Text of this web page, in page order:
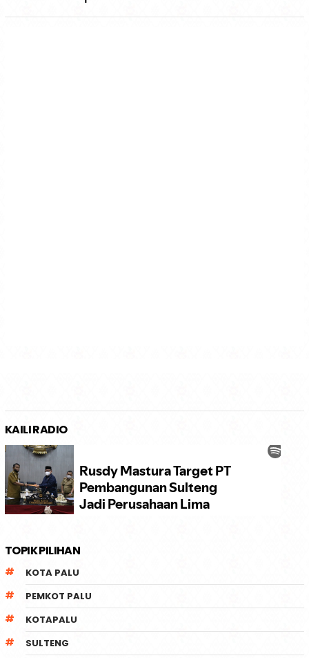
KAILI RADIO
TOPIK PILIHAN
KOTA PALU
PEMKOT PALU
KOTAPALU
SULTENG